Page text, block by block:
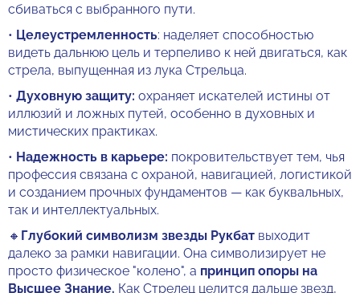
сбиваться с выбранного пути.
• Целеустремленность: наделяет способностью
видеть дальнюю цель и терпеливо к ней двигаться, как
стрела, выпущенная из лука Стрельца.
• Духовную защиту: охраняет искателей истины от
иллюзий и ложных путей, особенно в духовных и
мистических практиках.
• Надежность в карьере: покровительствует тем, чья
профессия связана с охраной, навигацией, логистикой
и созданием прочных фундаментов — как буквальных,
так и интеллектуальных.
🔸 Глубокий символизм звезды Рукбат выходит
далеко за рамки навигации. Она символизирует не
просто физическое "колено", а принцип опоры на
Высшее Знание. Как Стрелец целится дальше звезд,